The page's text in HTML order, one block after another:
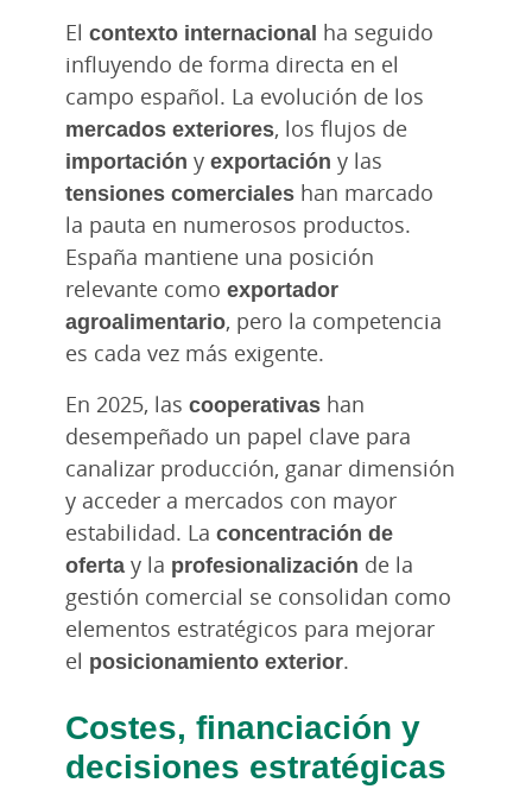
El contexto internacional ha seguido
influyendo de forma directa en el
campo español. La evolución de los
mercados exteriores, los flujos de
importación y exportación y las
tensiones comerciales han marcado
la pauta en numerosos productos.
España mantiene una posición
relevante como exportador
agroalimentario, pero la competencia
es cada vez más exigente.
En 2025, las cooperativas han
desempeñado un papel clave para
canalizar producción, ganar dimensión
y acceder a mercados con mayor
estabilidad. La concentración de
oferta y la profesionalización de la
gestión comercial se consolidan como
elementos estratégicos para mejorar
el posicionamiento exterior.
Costes, financiación y
decisiones estratégicas